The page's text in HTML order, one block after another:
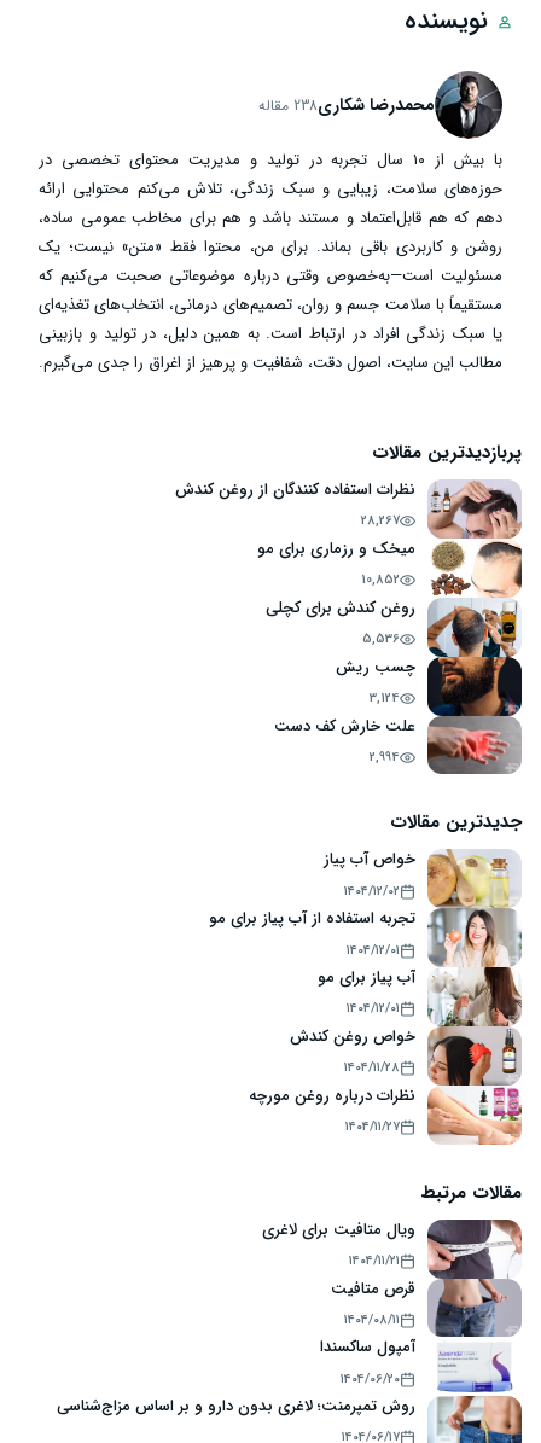
نویسنده
محمدرضا شکاری238 مقاله
با بیش از ۱۰ سال تجربه در تولید و مدیریت محتوای تخصصی در
حوزه‌های سلامت، زیبایی و سبک زندگی، تلاش می‌کنم محتوایی ارائه
دهم که هم قابل‌اعتماد و مستند باشد و هم برای مخاطب عمومی ساده،
روشن و کاربردی باقی بماند. برای من، محتوا فقط «متن» نیست؛ یک
مسئولیت است—به‌خصوص وقتی درباره موضوعاتی صحبت می‌کنیم که
مستقیماً با سلامت جسم و روان، تصمیم‌های درمانی، انتخاب‌های تغذیه‌ای
یا سبک زندگی افراد در ارتباط است. به همین دلیل، در تولید و بازبینی
مطالب این سایت، اصول دقت، شفافیت و پرهیز از اغراق را جدی می‌گیرم.
پربازدیدترین مقالات
نظرات استفاده کنندگان از روغن کندش
28,267
میخک و رزماری برای مو
10,852
روغن کندش برای کچلی
5,536
چسب ریش
3,124
علت خارش کف دست
2,994
جدیدترین مقالات
خواص آب پیاز
۱۴۰۴/۱۲/۰۲
تجربه استفاده از آب پیاز برای مو
۱۴۰۴/۱۲/۰۱
آب پیاز برای مو
۱۴۰۴/۱۲/۰۱
خواص روغن کندش
۱۴۰۴/۱۱/۲۸
نظرات درباره روغن مورچه
۱۴۰۴/۱۱/۲۷
مقالات مرتبط
ویال متافیت برای لاغری
۱۴۰۴/۱۱/۲۱
قرص متافیت
۱۴۰۴/۰۸/۱۱
آمپول ساکسندا
۱۴۰۴/۰۶/۲۰
روش تمپرمنت؛ لاغری بدون دارو و بر اساس مزاج‌شناسی
۱۴۰۴/۰۶/۱۷